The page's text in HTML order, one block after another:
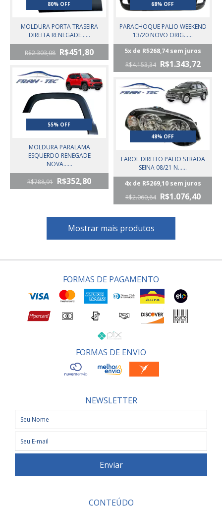
80% OFF
MOLDURA PORTA TRASEIRA
DIREITA RENEGADE......
R$2.303,08 R$451,80
68% OFF
PARACHOQUE PALIO WEEKEND
13/20 NOVO ORIG......
5x de R$268,74 sem juros
R$4.153,34 R$1.343,72
55% OFF
MOLDURA PARALAMA
ESQUERDO RENEGADE
NOVA......
R$788,91 R$352,80
48% OFF
FAROL DIREITO PALIO STRADA
SEINA 08/21 N......
4x de R$269,10 sem juros
R$2.060,64 R$1.076,40
Mostrar mais produtos
FORMAS DE PAGAMENTO
FORMAS DE ENVIO
NEWSLETTER
CONTEÚDO